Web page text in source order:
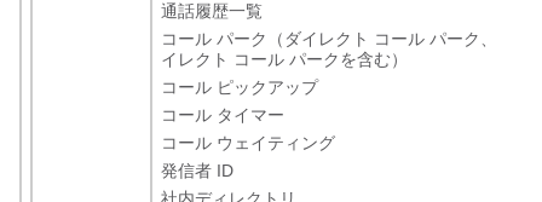
通話履歴一覧
コール パーク（ダイレクト コール パーク、アシ
イレクト コール パークを含む）
コール ピックアップ
コール タイマー
コール ウェイティング
発信者 ID